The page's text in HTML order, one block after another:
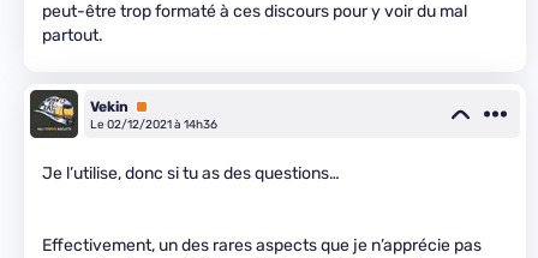
peut-être trop formaté à ces discours pour y voir du mal
partout.
Vekin
Premium
Le 02/12/2021 à 14h36
Je l’utilise, donc si tu as des questions…
Effectivement, un des rares aspects que je n’apprécie pas